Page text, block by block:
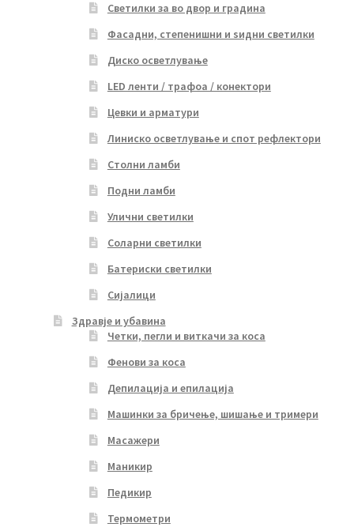
Светилки за во двор и градина
Фасадни, степенишни и ѕидни светилки
Диско осветлување
LED ленти / трафоа / конектори
Цевки и арматури
Линиско осветлување и спот рефлектори
Столни ламби
Подни ламби
Улични светилки
Соларни светилки
Батериски светилки
Сијалици
Здравје и убавина
Четки, пегли и виткачи за коса
Фенови за коса
Депилација и епилација
Машинки за бричење, шишање и тримери
Масажери
Маникир
Педикир
Термометри